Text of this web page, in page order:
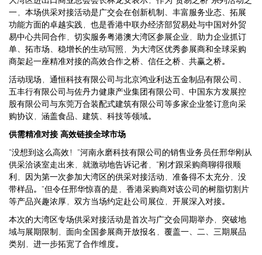
一，本场供采对接活动是广交会在创新机制、丰富服务业态、拓展
功能方面的卓越实践，也是香港中联办经济部贸易处与中国对外贸
易中心共同合作，切实服务粤港澳大湾区参展企业，助力企业抓订
单、拓市场、稳增长的生动写照，为大湾区优秀参展商和全球采购
商架起一座精准对接的高效合作之桥、信任之桥、共赢之桥。
活动现场，通恒科技有限公司与北京鸿业利达五金制品有限公司、
五丰行有限公司与佐丹力健康产业集团有限公司、中国东方发展控
股有限公司与东莞万合装配式建筑有限公司等多家企业签订意向采
购协议，涵盖食品、建筑、科技等领域。
供需精准对接 高效链接全球市场
“没想到这么高效！”河南永磨科技有限公司的销售业务员任邢华刚从
供采洽谈室走出来，就激动地告诉记者，“刚才跟采购商聊得很顺
利，因为第一次参加大湾区的供采对接活动，准备得不太充分，没
带样品。”但令任邢华惊喜的是，香港采购商对该公司的树脂切割片
等产品兴趣浓厚，双方当场约定赴公司展位，开展深入对接。
本次的大湾区专场供采对接活动是首次与广交会同期举办，突破地
域与展期限制，面向全国参展商开放报名，覆盖一、二、三期展品
类别，进一步拓宽了合作维度。